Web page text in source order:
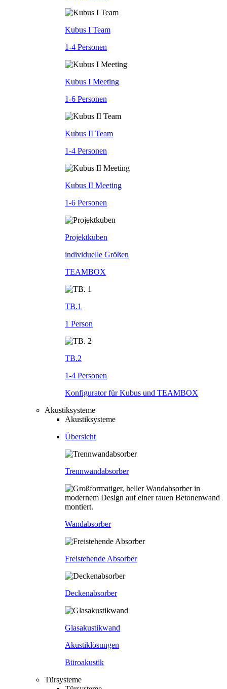
Kubus I Team
1-4 Personen
Kubus I Meeting
1-6 Personen
Kubus II Team
1-4 Personen
Kubus II Meeting
1-6 Personen
Projektkuben
individuelle Größen
TEAMBOX
TB.1
1 Person
TB.2
1-4 Personen
Konfigurator für Kubus und TEAMBOX
Akustiksysteme
Akustiksysteme
Übersicht
Trennwandabsorber
Wandabsorber
Freistehende Absorber
Deckenabsorber
Glasakustikwand
Akustiklösungen
Büroakustik
Türsysteme